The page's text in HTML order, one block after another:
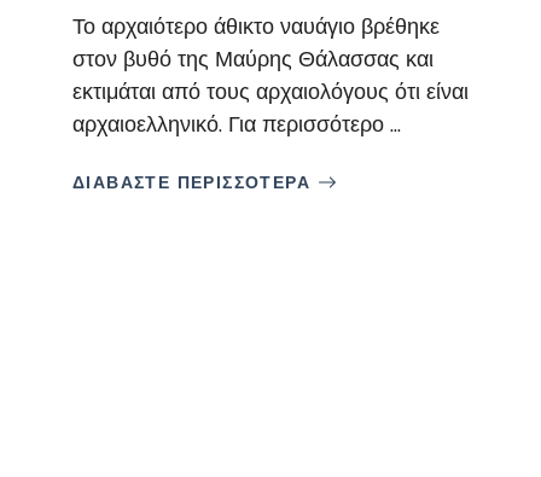
Το αρχαιότερο άθικτο ναυάγιο βρέθηκε
στον βυθό της Μαύρης Θάλασσας και
εκτιμάται από τους αρχαιολόγους ότι είναι
αρχαιοελληνικό. Για περισσότερο ...
ΔΙΑΒΑΣΤΕ ΠΕΡΙΣΣΟΤΕΡΑ